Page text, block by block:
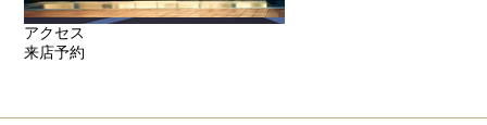
アクセス
来店予約